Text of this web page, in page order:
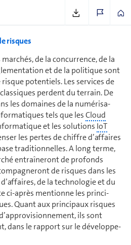
risques
de la concur­rence, de la
et de la politique sont
potentiels. Les ser­vices de
perdent du terrain. De
les do­maines de la nu­mé­ri­sa­
tels que lesCloud
et les so­lu­tions IoT
les pertes de chiffre d’af­faires
traditionnelles. A long terme,
entraîneront de profonds
de risques dans les
de la technologie et du
ci-après mentionne les prin­ci­
Quant aux prin­ci­paux risques
ils sont
dans le rapport sur le dé­ve­lop­pe­